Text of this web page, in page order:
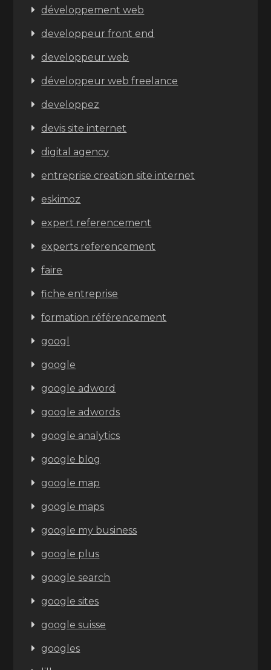
développement web
developpeur front end
developpeur web
développeur web freelance
developpez
devis site internet
digital agency
entreprise creation site internet
eskimoz
expert referencement
experts referencement
faire
fiche entreprise
formation référencement
googl
google
google adword
google adwords
google analytics
google blog
google map
google maps
google my business
google plus
google search
google sites
google suisse
googles